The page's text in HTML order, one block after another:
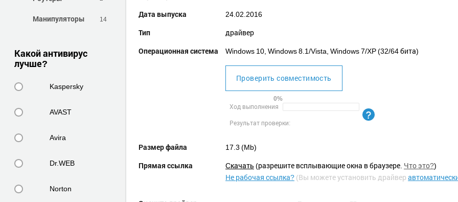
Манипуляторы 14
Какой антивирус
лучше?
Kaspersky
AVAST
Avira
Dr.WEB
Norton
Дата выпуска
24.02.2016
Тип
драйвер
Операционная система
Windows 10, Windows 8.1/Vista, Windows 7/XP (32/64 бита)
Проверить совместимость
Ход выполнения
0%
Результат проверки:
Размер файла
17.3 (Mb)
Прямая ссылка
Cкачать (разрешите всплывающие окна в браузере. Что это?)
Не рабочая ссылка? (Вы можете установить драйвер